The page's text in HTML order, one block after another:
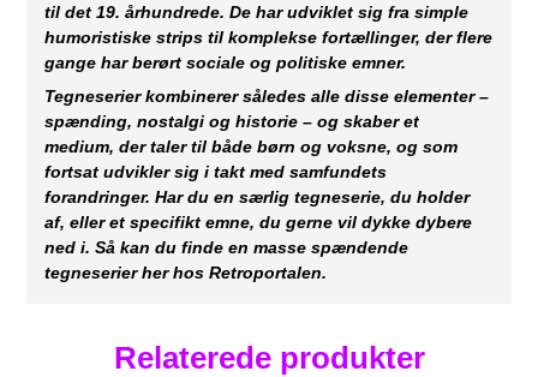
til det 19. århundrede. De har udviklet sig fra simple
humoristiske strips til komplekse fortællinger, der flere
gange har berørt sociale og politiske emner.
Tegneserier kombinerer således alle disse elementer –
spænding, nostalgi og historie – og skaber et
medium, der taler til både børn og voksne, og som
fortsat udvikler sig i takt med samfundets
forandringer. Har du en særlig tegneserie, du holder
af, eller et specifikt emne, du gerne vil dykke dybere
ned i. Så kan du finde en masse spændende
tegneserier her hos Retroportalen.
Relaterede produkter